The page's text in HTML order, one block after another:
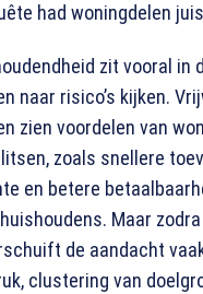
had woningdelen
zit vooral in
naar risico’s kijken.
zien voordelen van
zoals snellere
en betere
Maar
de aandacht
clustering van